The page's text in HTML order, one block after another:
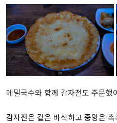
메밀국수와 함께 감자전도 주문했
감자전은 겉은 바삭하고 중앙은